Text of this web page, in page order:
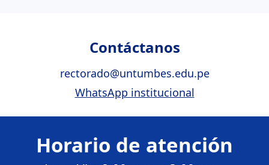
Contáctanos
rectorado@untumbes.edu.pe
WhatsApp institucional
Horario de atención